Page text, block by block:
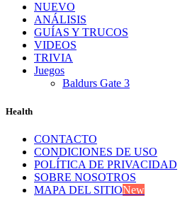
NUEVO
ANÁLISIS
GUÍAS Y TRUCOS
VIDEOS
TRIVIA
Juegos
Baldurs Gate 3
Health
CONTACTO
CONDICIONES DE USO
POLÍTICA DE PRIVACIDAD
SOBRE NOSOTROS
MAPA DEL SITIONew